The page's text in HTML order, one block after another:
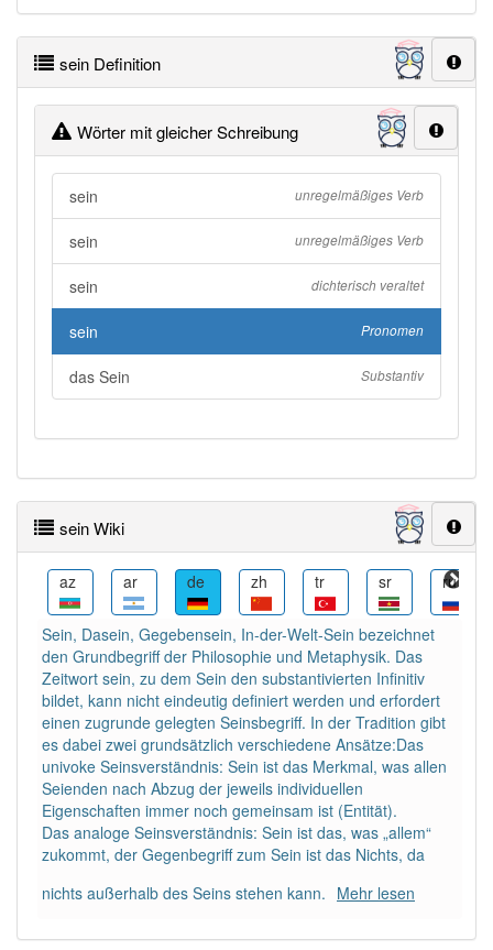
sein Definition
Wörter mit gleicher Schreibung
sein unregelmäßiges Verb
sein unregelmäßiges Verb
sein dichterisch veraltet
sein Pronomen
das Sein Substantiv
sein Wiki
az ar de zh tr sr ru
Sein, Dasein, Gegebensein, In-der-Welt-Sein bezeichnet
den Grundbegriff der Philosophie und Metaphysik. Das
Zeitwort sein, zu dem Sein den substantivierten Infinitiv
bildet, kann nicht eindeutig definiert werden und erfordert
einen zugrunde gelegten Seinsbegriff. In der Tradition gibt
es dabei zwei grundsätzlich verschiedene Ansätze:Das
univoke Seinsverständnis: Sein ist das Merkmal, was allen
Seienden nach Abzug der jeweils individuellen
Eigenschaften immer noch gemeinsam ist (Entität).
Das analoge Seinsverständnis: Sein ist das, was „allem“
zukommt, der Gegenbegriff zum Sein ist das Nichts, da
nichts außerhalb des Seins stehen kann. Mehr lesen